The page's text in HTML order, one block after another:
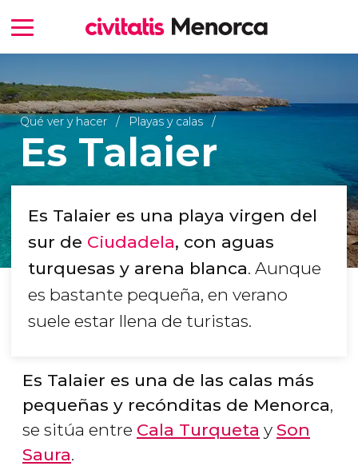
Qué ver y hacer Playas y calas
Es Talaier
Es Talaier es una playa virgen del
sur de Ciudadela, con aguas
turquesas y arena blanca. Aunque
es bastante pequeña, en verano
suele estar llena de turistas.
Es Talaier es una de las calas más
pequeñas y recónditas de Menorca,
se sitúa entre Cala Turqueta y Son
Saura.